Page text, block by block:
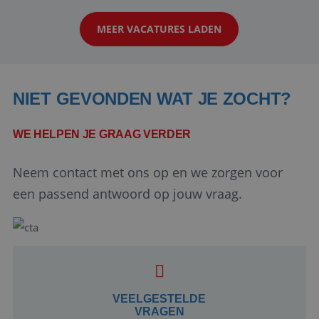
op zoek naar een enthousiaste, leergie...
MEER VACATURES LADEN
NIET GEVONDEN WAT JE ZOCHT?
WE HELPEN JE GRAAG VERDER
Neem contact met ons op en we zorgen voor
een passend antwoord op jouw vraag.
VEELGESTELDE
VRAGEN
Google Privacy Policy